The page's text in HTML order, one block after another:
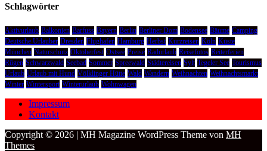
Schlagwörter
Aktivurlaub Balkonien Barfuss Bayern Berlin Berliner Dom Bodensee Bäume Camping
Deutsche Urlauber Dresden Flughafen Hamburg Herbst Kurzreisen Köln Küste
München Naturschutz Oktoberfest Ostsee Preise Radurlaub Reisefotos Reiterferien
Rügen Schwarzwald Seebad Sommer Spreewald Städtereisen Sylt Tegeler See Tourismus
Urlaub Urlaub mit Hund Völklinger Hütte Wald Wandern Weihnachten Weihnachtsmarkt
Winter Wintersport Winterurlaub Wohnwagen
Impressum
Kontakt
Copyright © 2026 | MH Magazine WordPress Theme von MH
Themes